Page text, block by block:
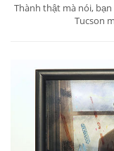
Thành thật mà nói,
Tucson